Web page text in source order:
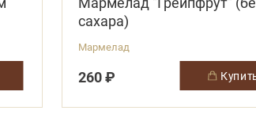
сахара)
Мармелад
260 ₽